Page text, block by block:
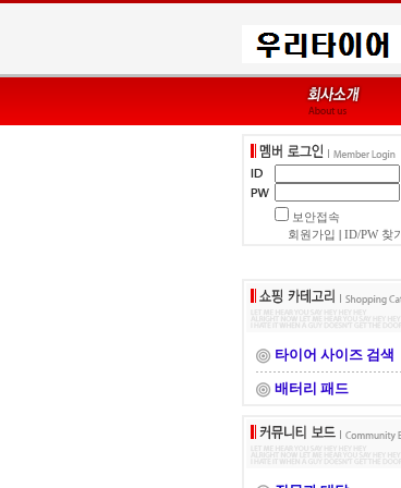
보안접속
회원가입
ID/PW 찾기
타이어 사이즈 검색
배터리 패드